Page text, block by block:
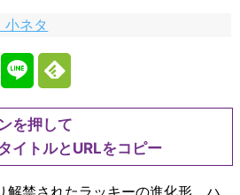
小ネタ
を押して
イトルとURLをコピー
解禁されたラッキーの進化形、ハ